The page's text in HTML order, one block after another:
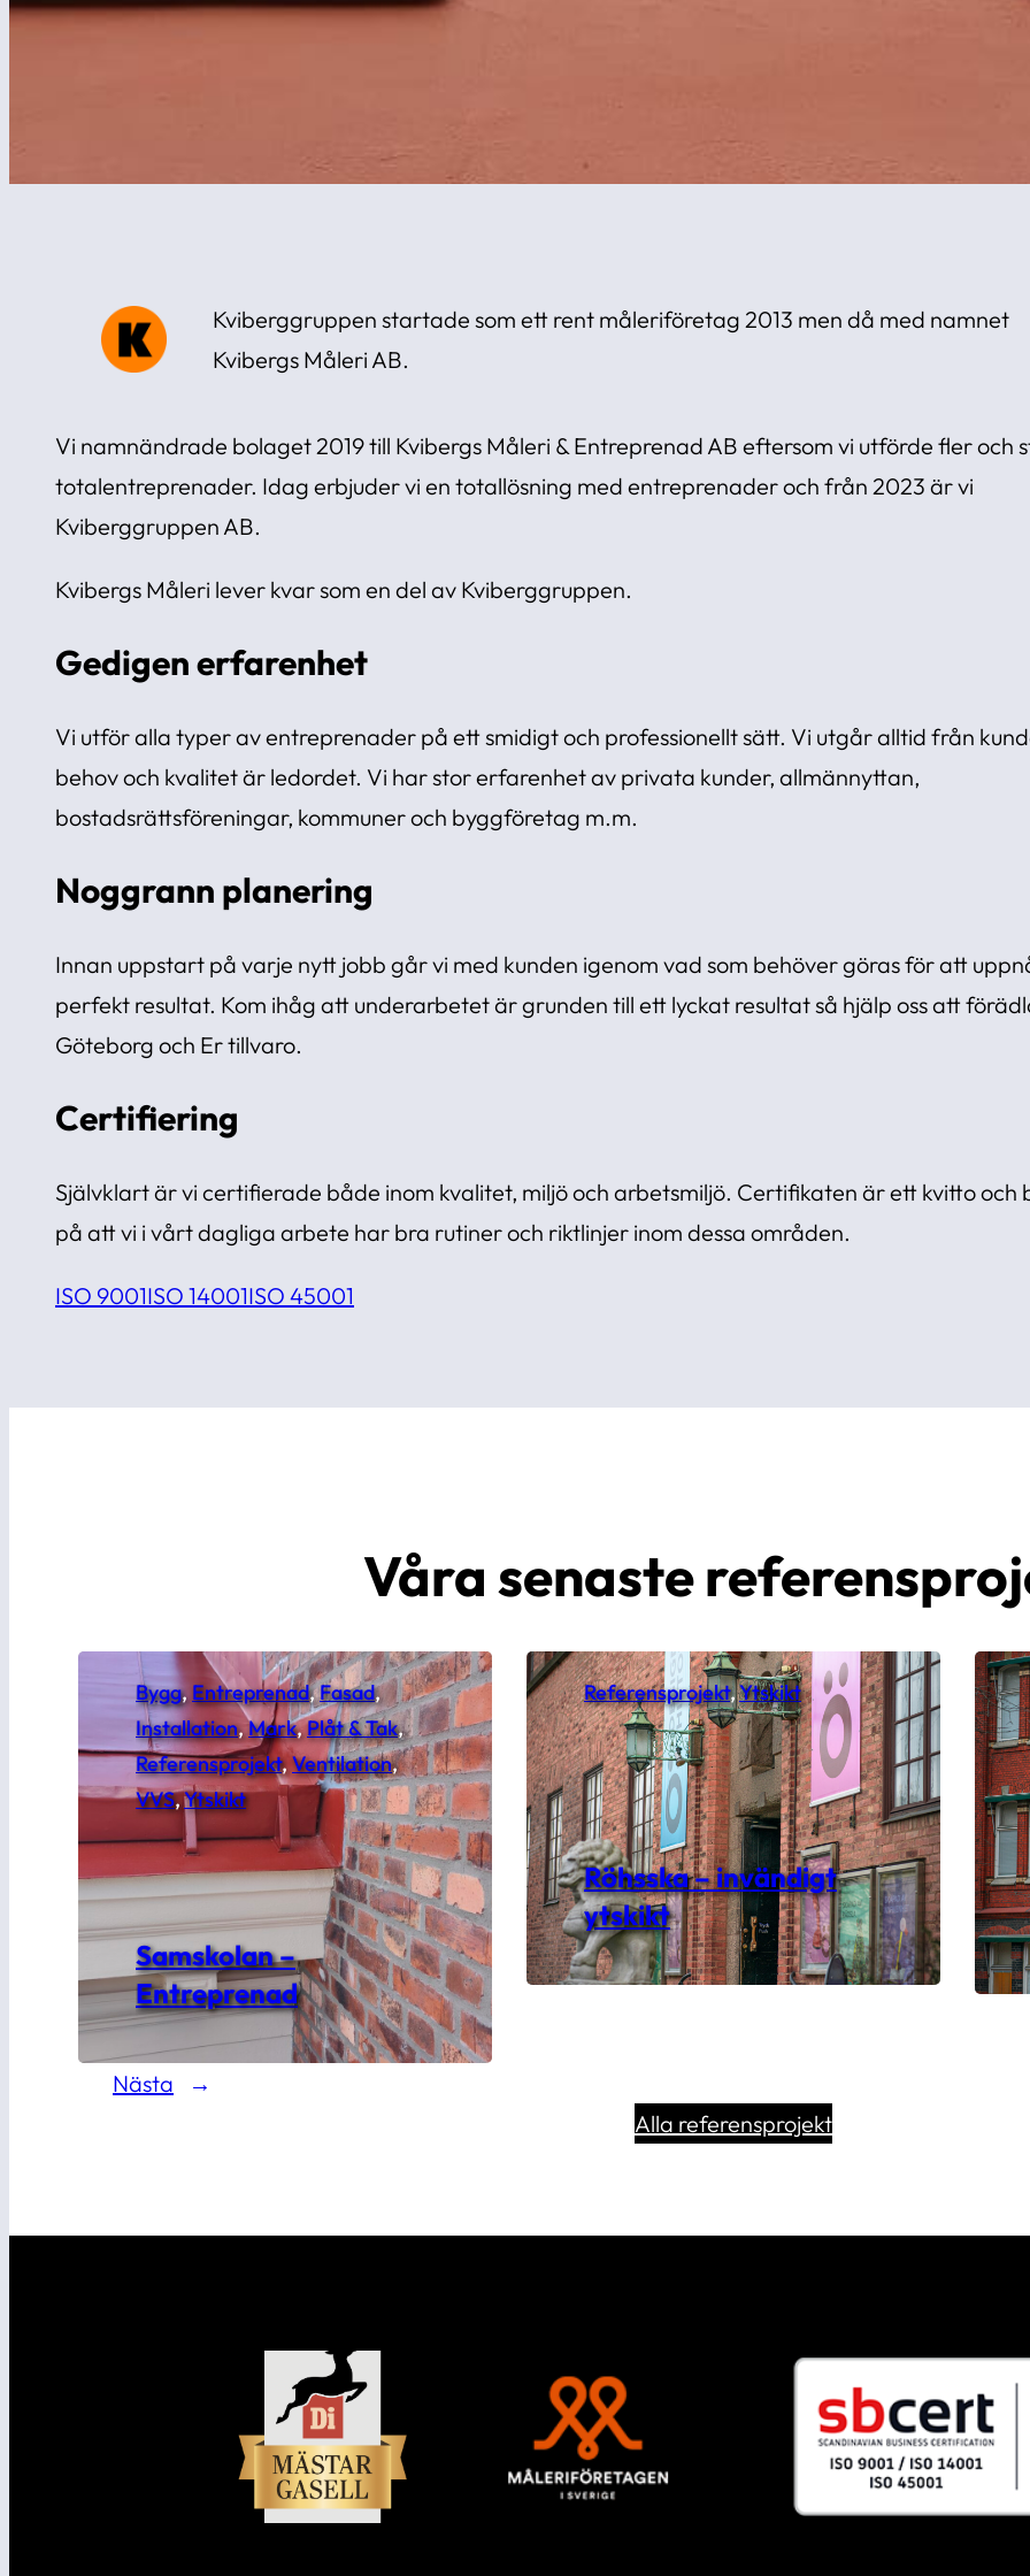
Kviberggruppen startade som ett rent måleriföretag 2013 men då med namnet
Kvibergs Måleri AB.
Vi namnändrade bolaget 2019 till Kvibergs Måleri & Entreprenad AB eftersom vi utförde fler och
totalentreprenader. Idag erbjuder vi en totallösning med entreprenader och från 2023 är vi
Kviberggruppen AB.
Kvibergs Måleri lever kvar som en del av Kviberggruppen.
Gedigen erfarenhet
Vi utför alla typer av entreprenader på ett smidigt och professionellt sätt. Vi utgår alltid från
behov och kvalitet är ledordet. Vi har stor erfarenhet av privata kunder, allmännyttan,
bostadsrättsföreningar, kommuner och byggföretag m.m.
Noggrann planering
Innan uppstart på varje nytt jobb går vi med kunden igenom vad som behöver göras för att
perfekt resultat. Kom ihåg att underarbetet är grunden till ett lyckat resultat så hjälp oss att
Göteborg och Er tillvaro.
Certifiering
Självklart är vi certifierade både inom kvalitet, miljö och arbetsmiljö. Certifikaten är ett kvitto och
på att vi i vårt dagliga arbete har bra rutiner och riktlinjer inom dessa områden.
ISO 9001ISO 14001ISO 45001
Våra senaste
Bygg, Entreprenad, Fasad ,
Installation, Mark, Plåt & Tak ,
Referensprojekt, Ventilation ,
VVS, Ytskikt
Samskolan –
Entreprenad
Referensprojekt, Ytskikt
Röhsska – invändigt
ytskikt
Nästa
→
Alla referensprojekt